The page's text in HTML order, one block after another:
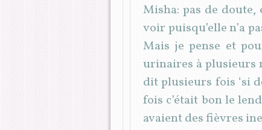
Misha: pas de
voir puisqu’elle n’a
Mais je pense et
urinaires à plusieurs
dit plusieurs fois ‘si
fois c’était bon le
avaient des fièvres